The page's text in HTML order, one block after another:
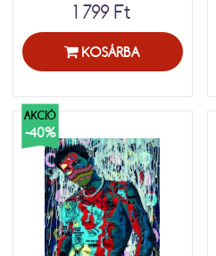
1 799 Ft
KOSÁRBA
AKCIÓ
-40%